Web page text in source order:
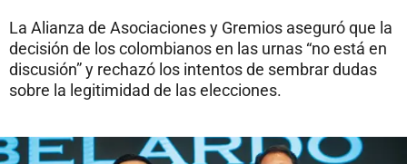
La Alianza de Asociaciones y Gremios aseguró que la
decisión de los colombianos en las urnas “no está en
discusión” y rechazó los intentos de sembrar dudas
sobre la legitimidad de las elecciones.